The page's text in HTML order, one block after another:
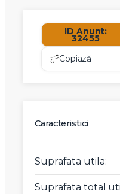
ID Anunt:
32455
Copiază
Caracteristici
Suprafata utila:
Suprafata total